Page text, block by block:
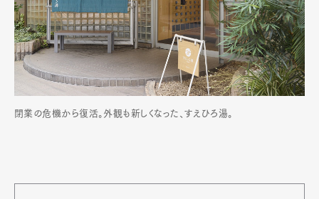
閉業の危機から復活。外観も新しくなった、すえひろ湯。